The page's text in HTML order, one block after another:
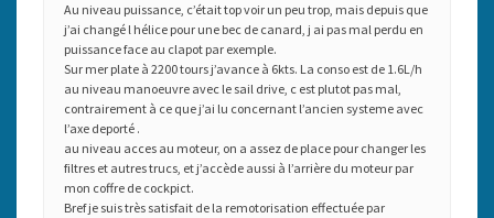
Au niveau puissance, c’était top voir un peu trop, mais depuis que
j’ai changé l hélice pour une bec de canard, j ai pas mal perdu en
puissance face au clapot par exemple.
Sur mer plate à 2200 tours j’avance à 6kts. La conso est de 1.6L/h
au niveau manoeuvre avec le sail drive, c est plutot pas mal,
contrairement à ce que j’ai lu concernant l’ancien systeme avec
l’axe deporté .
au niveau acces au moteur, on a assez de place pour changer les
filtres et autres trucs, et j’accède aussi à l’arrière du moteur par
mon coffre de cockpict.
Bref je suis très satisfait de la remotorisation effectuée par